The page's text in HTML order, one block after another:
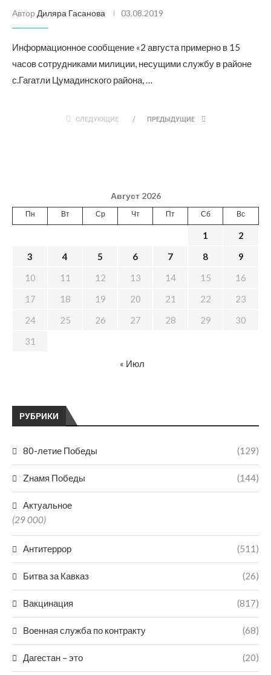
Автор Диляра Гасанова 03.08.2019
Информационное сообщение «2 августа примерно в 15
часов сотрудниками милиции, несущими службу в районе
с.Гагатли Цумадинского района, …
СЛЕДУЮЩИЕ ПРЕДЫДУЩИЕ
РУБРИКИ
80-летие Победы (129)
Zнамя Победы (144)
Актуальное
(29 000)
Антитеррор (511)
Битва за Кавказ (26)
Вакцинация (817)
Военная служба по контракту (68)
Дагестан – это (20)
Август 2026
Пн Вт Ср Чт Пт Сб Вс
1
2
3
4 5 6 7 8
9
10
11 12 13 14 15
16
17
18 19 20 21 22
23
24
25 26 27 28 29
30
31
« Июл